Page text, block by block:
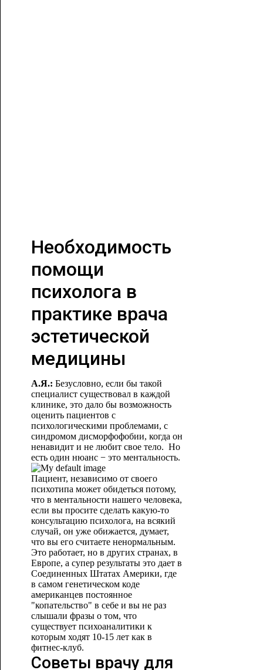
Необходимость
помощи
психолога в
практике врача
эстетической
медицины
А.Я.: Безусловно, если бы такой
специалист существовал в каждой
клинике, это дало бы возможность
оценить пациентов с
психологическими проблемами, с
синдромом дисморфофобии, когда он
ненавидит и не любит свое тело. Но
есть один нюанс − это ментальность.
Пациент, независимо от своего
психотипа может обидеться потому,
что в ментальности нашего человека,
если вы просите сделать какую-то
консультацию психолога, на всякий
случай, он уже обижается, думает,
что вы его считаете ненормальным.
Это работает, но в других странах, в
Европе, а супер результаты это дает в
Соединенных Штатах Америки, где
в самом генетическом коде
американцев постоянное
"копательство" в себе и вы не раз
слышали фразы о том, что
существует психоаналитики к
которым ходят 10-15 лет как в
фитнес-клуб.
Советы врачу для